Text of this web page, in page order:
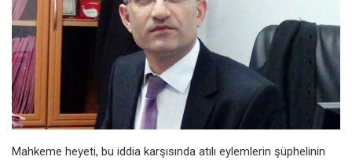
Mahkeme heyeti, bu iddia karşısında atılı eylemlerin şüphelinin